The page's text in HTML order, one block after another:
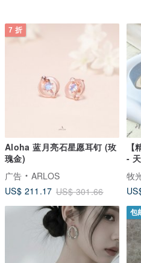
7 折
Aloha 蓝月亮石星愿耳钉 (玫
瑰金)
广告
ARLOS
US$ 211.17 US$ 301.66
-
牧
包